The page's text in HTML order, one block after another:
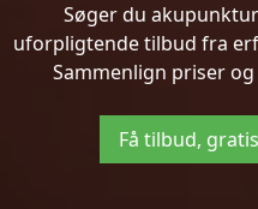
Søger du
uforpligtende tilbud fra
Sammenlign priser
Få tilbud,